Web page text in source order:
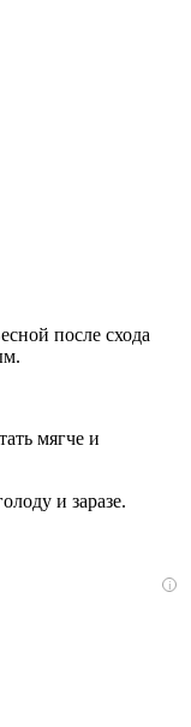
после схода
мягче и
и заразе.
i